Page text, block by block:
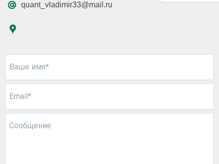
quant_vladimir33@mail.ru
Ваше имя*
Email*
Сообщение